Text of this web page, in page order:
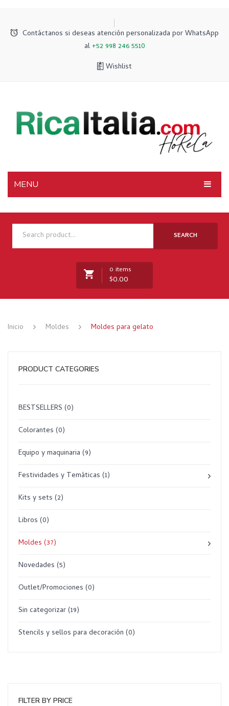
Contáctanos si deseas atención personalizada por WhatsApp
al +52 998 246 5510
Wishlist
MENU
INICIO
NOSOTROS
TIENDA
CONTACTO
SEARCH
0 items
$0.00
Inicio
Moldes Moldes para gelato
PRODUCT CATEGORIES
BESTSELLERS (0)
Colorantes (0)
Equipo y maquinaria (9)
Festividades y Temáticas (1)
Kits y sets (2)
Libros (0)
Moldes (37)
Novedades (5)
Outlet/Promociones (0)
Sin categorizar(19)
Stencils y sellos para decoración (0)
FILTER BY PRICE